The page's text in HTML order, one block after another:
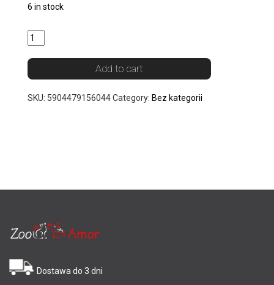
6 in stock
Add to cart
SKU: 5904479156044Category: Bez kategorii
Dostawa do 3 dni